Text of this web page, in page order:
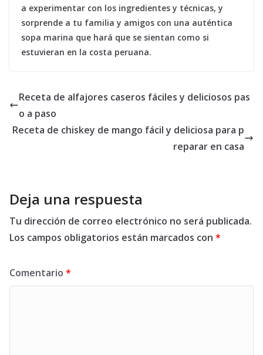
a experimentar con los ingredientes y técnicas, y
sorprende a tu familia y amigos con una auténtica
sopa marina que hará que se sientan como si
estuvieran en la costa peruana.
Receta de alfajores caseros fáciles y deliciosos pas
o a paso
Receta de chiskey de mango fácil y deliciosa para p
reparar en casa
Deja una respuesta
Tu dirección de correo electrónico no será publicada.
Los campos obligatorios están marcados con *
Comentario *